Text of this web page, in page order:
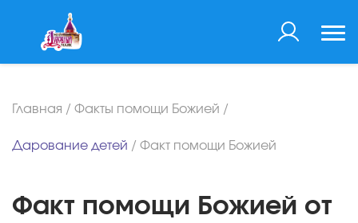
Главная / Факты помощи Божией /
Дарование детей / Факт помощи Божией
Факт помощи Божией от